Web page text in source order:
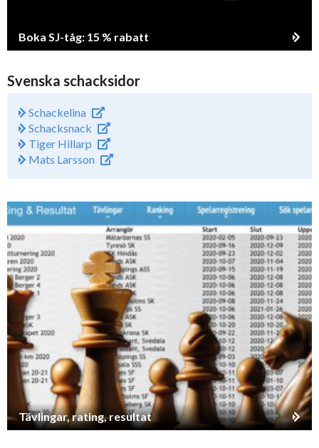
Boka SJ-tåg: 15 % rabatt
Svenska schacksidor
Schackelina
Schacksnack
Tiger Hillarp
Mats Larsson
Tävlingar, rating, resultat